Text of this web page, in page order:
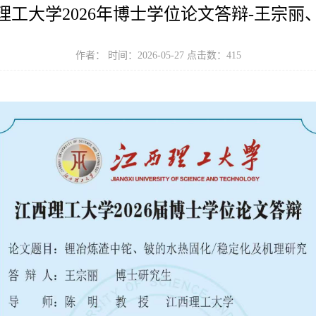
工大学2026年博士学位论文答辩-王宗丽
作者： 时间：2026-05-27 点击数： 415